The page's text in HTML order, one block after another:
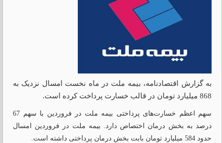
به گزارش اقتصادنامه، بیمه ملت در ماه نخست امسال نزدیک به
868 میلیارد تومان در قالب خسارت پرداخت کرده است.
سهم اعظم خسارت‌های پرداختی بیمه ملت در فروردین با سهم 67
درصد به بخش درمان اختصاص دارد. بیمه ملت در فروردین امسال
حدود 584 میلیارد تومان بابت بخش درمان پرداختی داشته است.